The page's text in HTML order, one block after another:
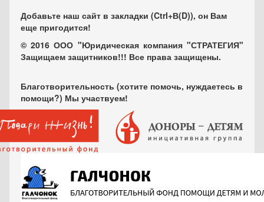
Добавьте наш сайт в закладки (Ctrl+В(D)), он Вам
еще пригодится!
© 2016 ООО "Юридическая компания "СТРАТЕГИЯ"
Защищаем защитников!!! Все права защищены.
Благотворительность (хотите помочь, нуждаетесь в
помощи?) Мы участвуем!